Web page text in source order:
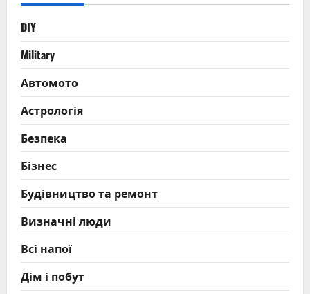
DIY
Military
Автомото
Астрологія
Безпека
Бізнес
Будівництво та ремонт
Визначні люди
Всі напої
Дім і побут